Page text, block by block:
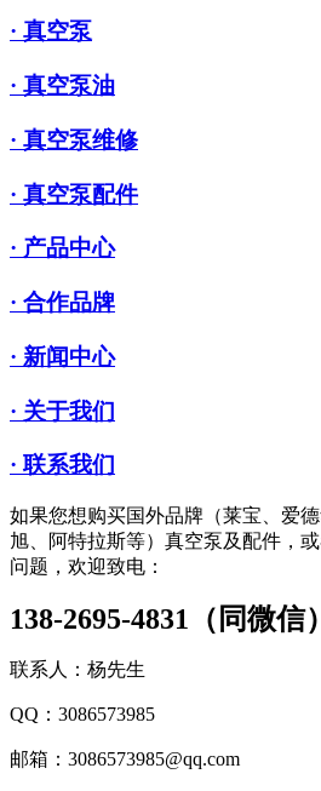
· 真空泵
· 真空泵油
· 真空泵维修
· 真空泵配件
· 产品中心
· 合作品牌
· 新闻中心
· 关于我们
· 联系我们
如果您想购买国外品牌（莱宝、爱
旭、阿特拉斯等）真空泵及配件，
问题，欢迎致电：
138-2695-4831（同微信）
联系人：杨先生
QQ：3086573985
邮箱：3086573985@qq.com